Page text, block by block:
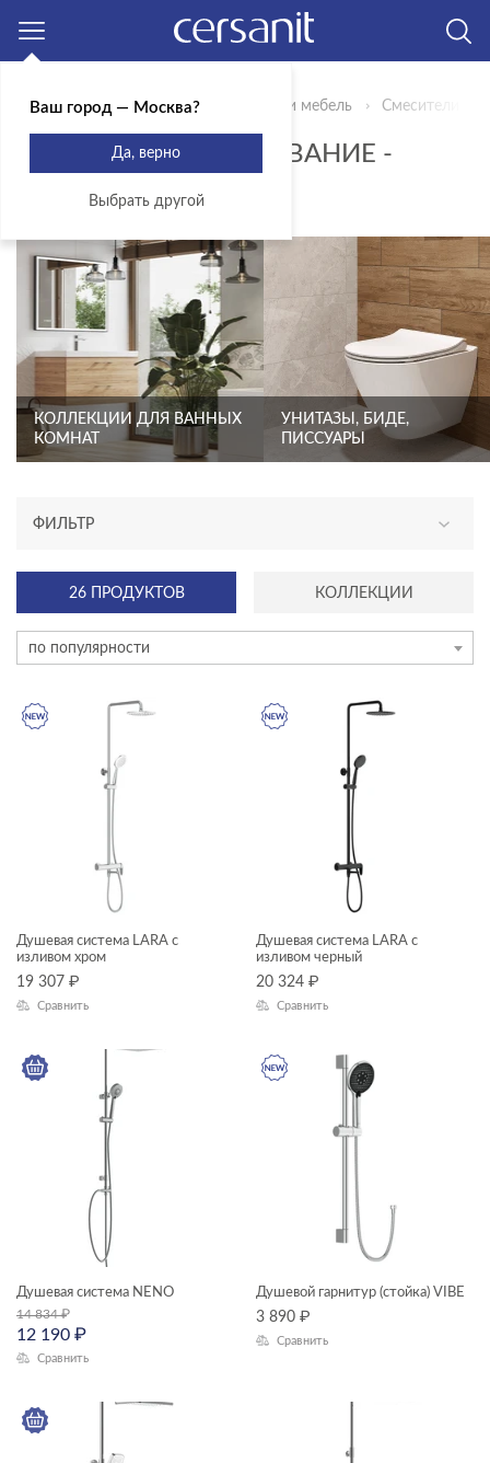
Главная Продукты Сантехника и мебель Смесители
ДУШЕВОЕ ОБОРУДОВАНИЕ -
СТРАНИЦА 2
КОЛЛЕКЦИИ ДЛЯ ВАННЫХ
КОМНАТ
УНИТАЗЫ, БИДЕ,
ПИССУАРЫ
ФИЛЬТР
душевая система
душевой гарнитур
для душа
ГАБАРИТЫ
Ширина, см
Высота, см
26 ПРОДУКТОВ КОЛЛЕКЦИИ
по популярности
Душевая система LARA с
изливом хром
19 307 ₽
Сравнить
Душевая система LARA с
изливом черный
20 324 ₽
Сравнить
Душевая система NENO
14 834₽
12 190 ₽
Сравнить
Душевой гарнитур (стойка) VIBE
3 890 ₽
Сравнить
Ваш город — Москва?
Да, верно
Выбрать другой